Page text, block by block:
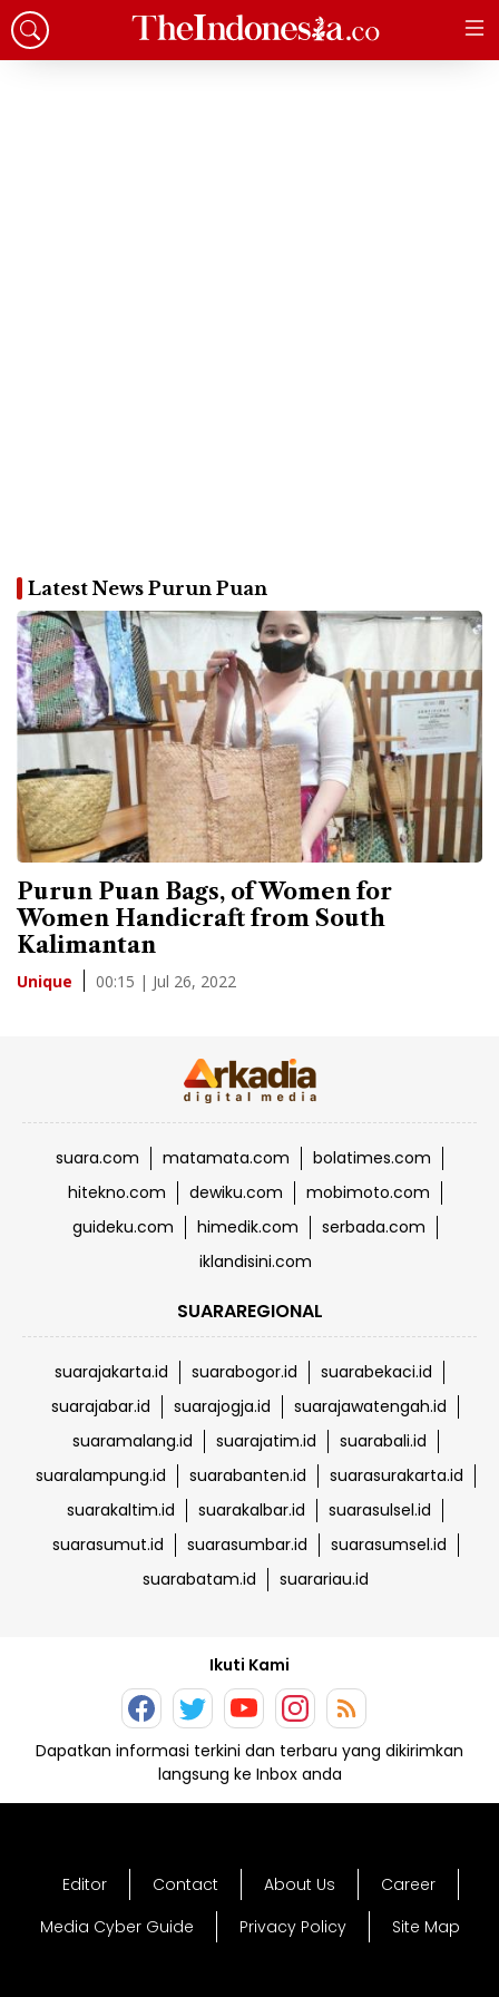
Latest News Purun Puan
Purun Puan Bags, of Women for
Women Handicraft from South
Kalimantan
Unique 00:15 | Jul 26, 2022
suara.com matamata.com
bolatimes.com
hitekno.com
dewiku.com
mobimoto.com
guideku.com
himedik.com
serbada.com
iklandisini.com
SUARAREGIONAL
suarajakarta.id suarabogor.id
suarabekaci.id
suarajabar.id
suarajogja.id
suarajawatengah.id
suaramalang.id
suarajatim.id
suarabali.id
suaralampung.id
suarabanten.id
suarasurakarta.id
suarakaltim.id
suarakalbar.id
suarasulsel.id
suarasumut.id
suarasumbar.id
suarasumsel.id
suarabatam.id
suarariau.id
Ikuti Kami
Dapatkan informasi terkini dan terbaru yang dikirimkan
langsung ke Inbox anda
Editor Contact About Us
Career
Media Cyber Guide
Privacy Policy Site Map